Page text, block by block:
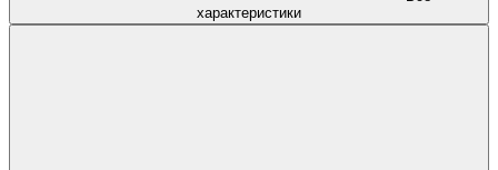
характеристики